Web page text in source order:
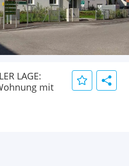
LAGE:
mit